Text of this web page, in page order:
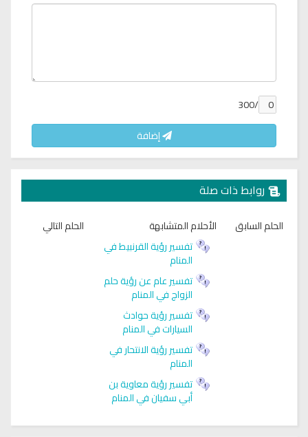
/300
إضافة
روابط ذات صلة
الحلم السابق
الأحلام المتشابهة
تفسير رؤية القرنبيط في
المنام
تفسير عام عن رؤية حلم
الزواج في المنام
تفسير رؤية حوادث
السيارات في المنام
تفسير رؤية الانتحار في
المنام
تفسير رؤية معاوية بن
أبي سفيان في المنام
الحلم التالي